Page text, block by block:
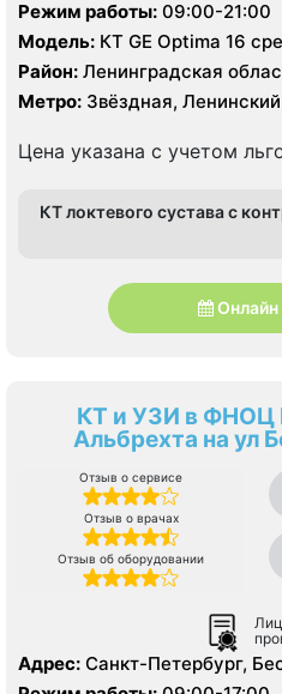
Режим работы: 09:00-21:00
Модель: КТ GE Optima 16
Район: Ленинградская
Метро: Звёздная,
Цена указана с учетом
КТ локтевого сустава с
Онлайн
КТ и УЗИ в ФНОЦ
Альбрехта на ул
Отзыв о сервисе
Отзыв о врачах
Отзыв об оборудовании
Адрес: Санкт-Петербург,